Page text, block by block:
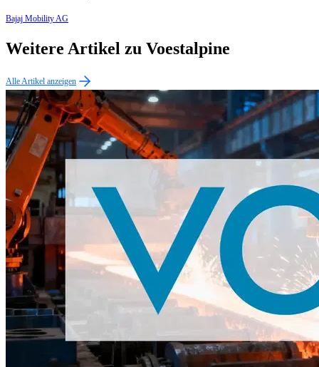
Bajaj Mobility AG
Weitere Artikel zu Voestalpine
Alle Artikel anzeigen